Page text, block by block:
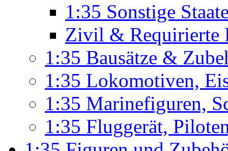
1:35 Sonstige
Zivil & Requirierte
1:35 Bausätze &
1:35 Lokomotiven,
1:35 Marinefiguren,
1:35 Fluggerät,